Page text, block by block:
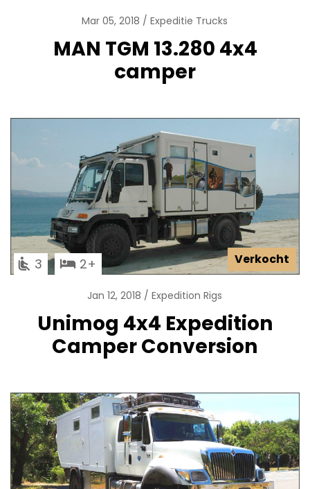
Mar 05, 2018 Expeditie Trucks
MAN TGM 13.280 4x4
camper
Verkocht
3 2
Jan 12, 2018 Expedition Rigs
Unimog 4x4 Expedition
Camper Conversion